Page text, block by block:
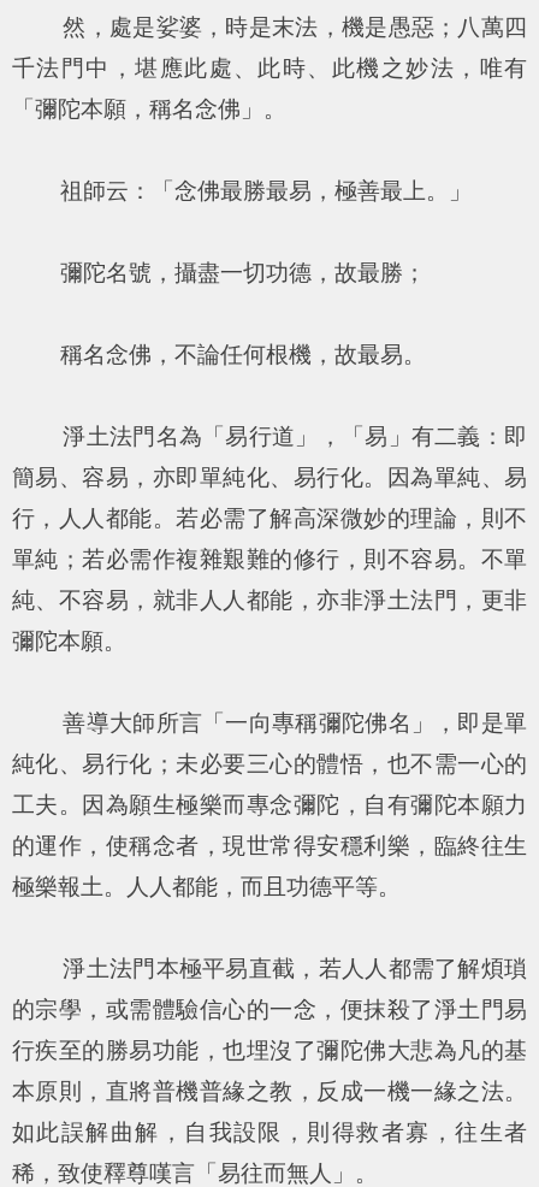
然，處是娑婆，時是末法，機是愚惡；八萬四
千法門中，堪應此處、此時、此機之妙法，唯有
「彌陀本願，稱名念佛」。
祖師云：「念佛最勝最易，極善最上。」
彌陀名號，攝盡一切功德，故最勝；
稱名念佛，不論任何根機，故最易。
淨土法門名為「易行道」，「易」有二義：即
簡易、容易，亦即單純化、易行化。因為單純、易
行，人人都能。若必需了解高深微妙的理論，則不
單純；若必需作複雜艱難的修行，則不容易。不單
純、不容易，就非人人都能，亦非淨土法門，更非
彌陀本願。
善導大師所言「一向專稱彌陀佛名」，即是單
純化、易行化；未必要三心的體悟，也不需一心的
工夫。因為願生極樂而專念彌陀，自有彌陀本願力
的運作，使稱念者，現世常得安穩利樂，臨終往生
極樂報土。人人都能，而且功德平等。
淨土法門本極平易直截，若人人都需了解煩瑣
的宗學，或需體驗信心的一念，便抹殺了淨土門易
行疾至的勝易功能，也埋沒了彌陀佛大悲為凡的基
本原則，直將普機普緣之教，反成一機一緣之法。
如此誤解曲解，自我設限，則得救者寡，往生者
稀，致使釋尊嘆言「易往而無人」。